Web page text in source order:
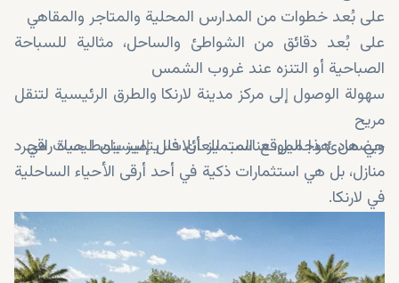
على بُعد خطوات من المدارس المحلية والمتاجر والمقاهي
على بُعد دقائق من الشواطئ والساحل، مثالية للسباحة
الصباحية أو التنزه عند غروب الشمس
سهولة الوصول إلى مركز مدينة لارنكا والطرق الرئيسية لتنقل
مريح
حي هادئ وجميل، مناسب للعائلات، يتميز بنمط حياة راقي
ويضمن هذا الموقع المتميز أن فلل إليسيان ليست مجرد
منازل، بل هي استثمارات ذكية في أحد أرقى الأحياء الساحلية
في لارنكا.